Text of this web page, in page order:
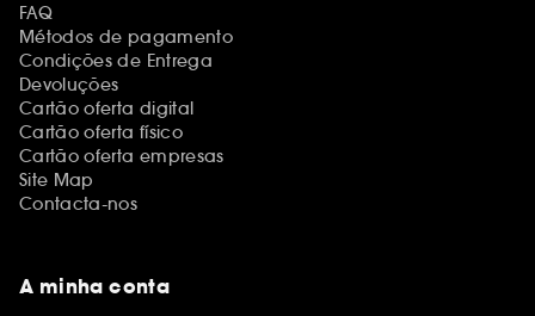
FAQ
Métodos de pagamento
Condições de Entrega
Devoluções
Cartão oferta digital
Cartão oferta físico
Cartão oferta empresas
Site Map
Contacta-nos
A minha conta